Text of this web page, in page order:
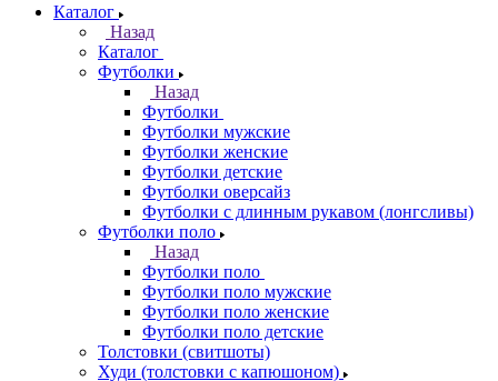
Каталог
Назад
Каталог
Футболки
Назад
Футболки
Футболки мужские
Футболки женские
Футболки детские
Футболки оверсайз
Футболки с длинным рукавом (лонгсливы)
Футболки поло
Назад
Футболки поло
Футболки поло мужские
Футболки поло женские
Футболки поло детские
Толстовки (свитшоты)
Худи (толстовки с капюшоном)